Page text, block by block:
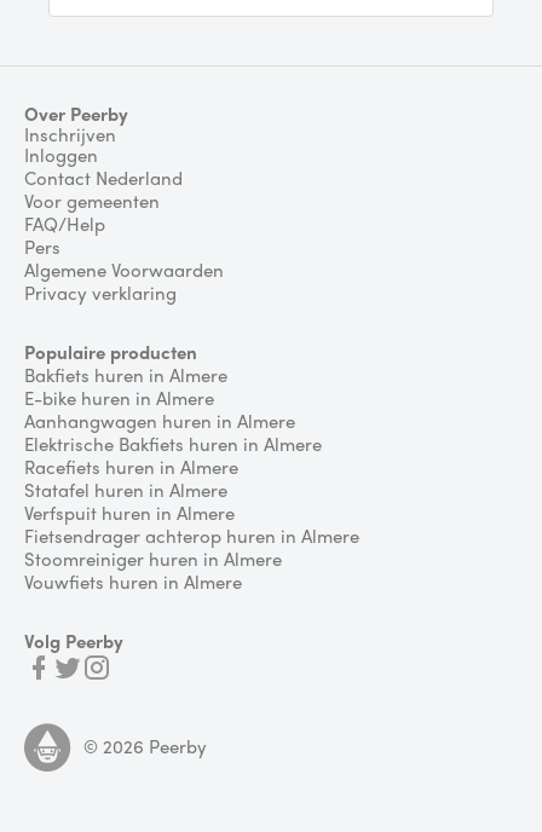
Over Peerby
Inschrijven
Inloggen
Contact Nederland
Voor gemeenten
FAQ/Help
Pers
Algemene Voorwaarden
Privacy verklaring
Populaire producten
Bakfiets huren in Almere
E-bike huren in Almere
Aanhangwagen huren in Almere
Elektrische Bakfiets huren in Almere
Racefiets huren in Almere
Statafel huren in Almere
Verfspuit huren in Almere
Fietsendrager achterop huren in Almere
Stoomreiniger huren in Almere
Vouwfiets huren in Almere
Volg Peerby
© 2026 Peerby